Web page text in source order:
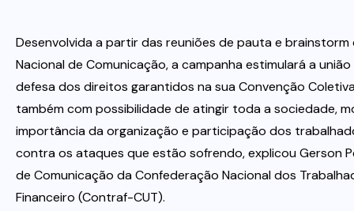
Desenvolvida a partir das reuniões de pauta e
Nacional de Comunicação, a campanha estimulará a
defesa dos direitos garantidos na sua Convenção
também com possibilidade de atingir toda a sociedade,
importância da organização e participação dos
contra os ataques que estão sofrendo, explicou Gerson
de Comunicação da Confederação Nacional dos
Financeiro (Contraf-CUT).